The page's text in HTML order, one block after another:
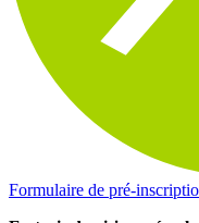
Formulaire de pré-